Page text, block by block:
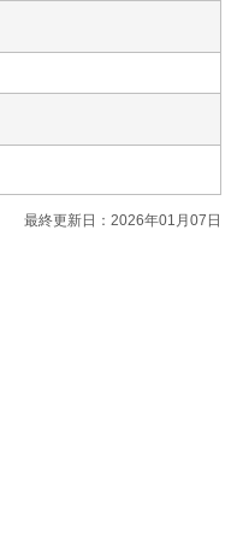
最終更新日：2026年01月07日